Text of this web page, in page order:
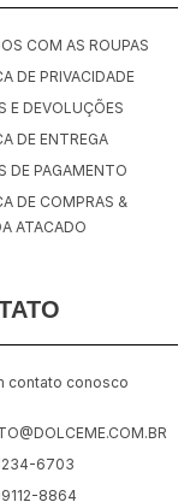
COM AS ROUPAS
DE PRIVACIDADE
E DEVOLUÇÕES
DE ENTREGA
DE PAGAMENTO
DE COMPRAS &
ATACADO
contato conosco
6703
8864